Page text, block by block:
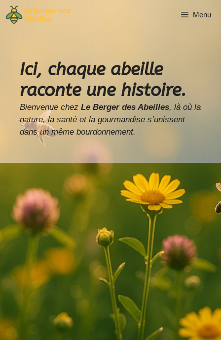
Aller
au
Menu
Ici, chaque abeille
raconte une histoire.
Bienvenue chez Le Berger des Abeilles, là où la
nature, la santé et la gourmandise s’unissent
dans un même bourdonnement.